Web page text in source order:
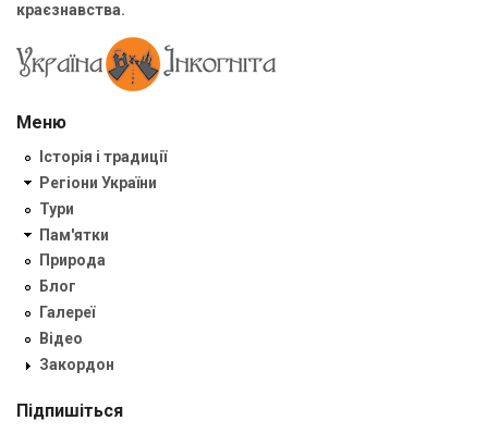
краєзнавства.
Меню
Історія і традиції
Регіони України
Тури
Пам'ятки
Природа
Блог
Галереї
Відео
Закордон
Підпишіться